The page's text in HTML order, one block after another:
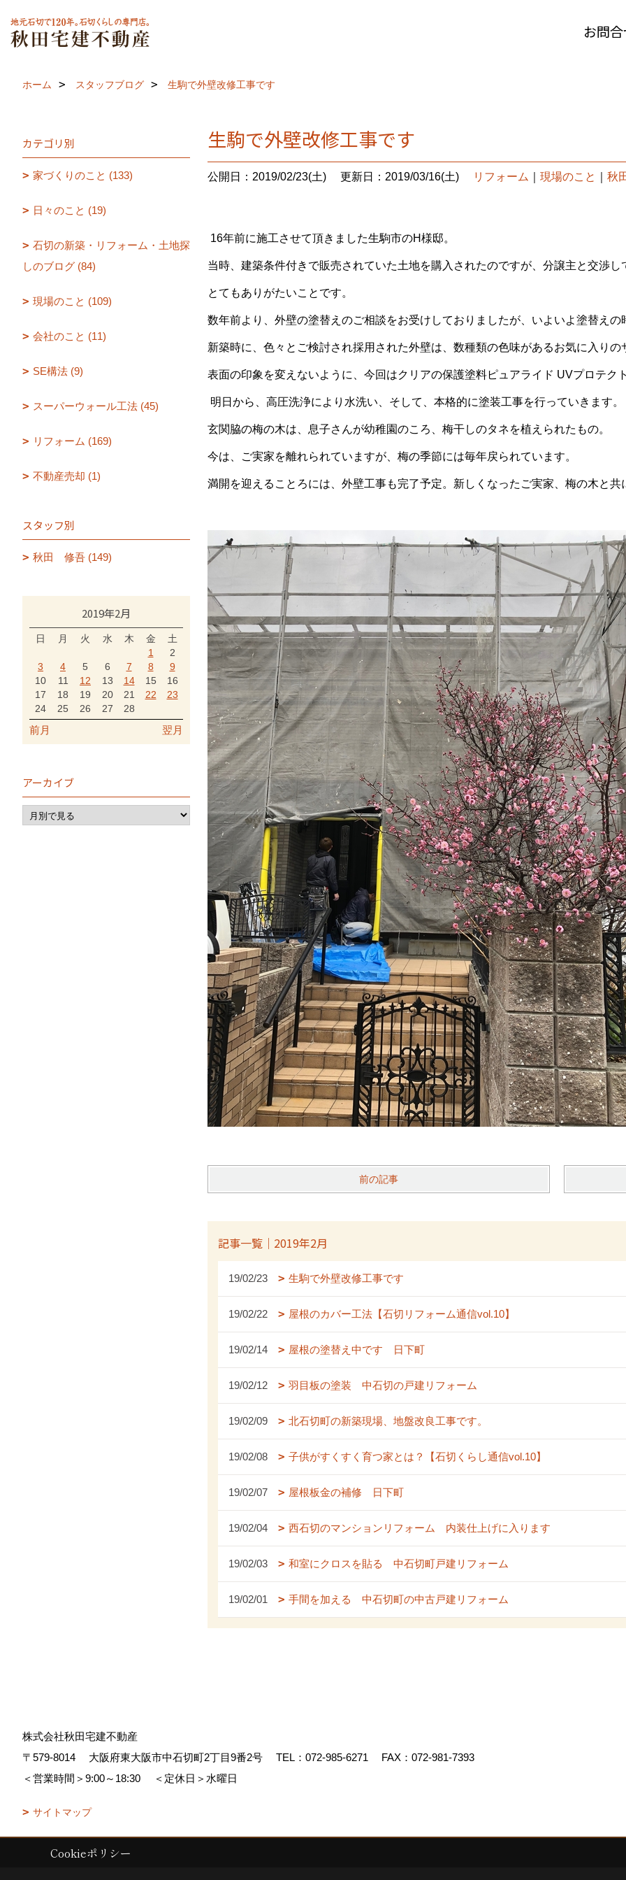
お問
ホーム スタッフブログ 生駒で外壁改修工事です
生駒で外壁改修工事です
公開日：2019/02/23(土) 更新日：2019/03/16(土) リフォーム 現場のこと 秋
16年前に施工させて頂きました生駒市のH様邸。
当時、建築条件付きで販売されていた土地を購入されたのですが、分譲主と交渉
とてもありがたいことです。
数年前より、外壁の塗替えのご相談をお受けしておりましたが、いよいよ塗替え
新築時に、色々とご検討され採用された外壁は、数種類の色味があるお気に入りの
表面の印象を変えないように、今回はクリアの保護塗料ピュアライド UVプロテク
明日から、高圧洗浄により水洗い、そして、本格的に塗装工事を行っていきます。
玄関脇の梅の木は、息子さんが幼稚園のころ、梅干しのタネを植えられたもの。
今は、ご実家を離れられていますが、梅の季節には毎年戻られています。
満開を迎えることろには、外壁工事も完了予定。新しくなったご実家、梅の木と
前の記事
記事一覧｜2019年2月
19/02/23 生駒で外壁改修工事です
19/02/22 屋根のカバー工法【石切リフォーム通信vol.10】
19/02/14 屋根の塗替え中です 日下町
19/02/12 羽目板の塗装 中石切の戸建リフォーム
19/02/09 北石切町の新築現場、地盤改良工事です。
19/02/08 子供がすくすく育つ家とは？【石切くらし通信vol.10】
19/02/07 屋根板金の補修 日下町
19/02/04 西石切のマンションリフォーム 内装仕上げに入ります
19/02/03 和室にクロスを貼る 中石切町戸建リフォーム
19/02/01 手間を加える 中石切町の中古戸建リフォーム
カテゴリ別
家づくりのこと (133)
日々のこと (19)
石切の新築・リフォーム・土地探
しのブログ (84)
現場のこと (109)
会社のこと (11)
SE構法 (9)
スーパーウォール工法 (45)
リフォーム (169)
不動産売却 (1)
スタッフ別
秋田 修吾 (149)
2019年2月
日 月 火 水 木 金
土
1
2
3
4 5 6 7 8
9
10
11 12 13 14 15
16
17
18 19 20 21 22
23
24
25 26 27 28
前月 翌月
アーカイブ
株式会社秋田宅建不動産
〒579-8014
大阪府東大阪市中石切町2丁目9番2号 TEL： 072-985-6271
FAX：072-981-7393
＜営業時間＞9:00～18:30
＜定休日＞水曜日
サイトマップ
Copyright (c) AKITA TAKKEN FUDOUSAN Co.,Ltd. All Rights Reserved.
Cookieポリシー